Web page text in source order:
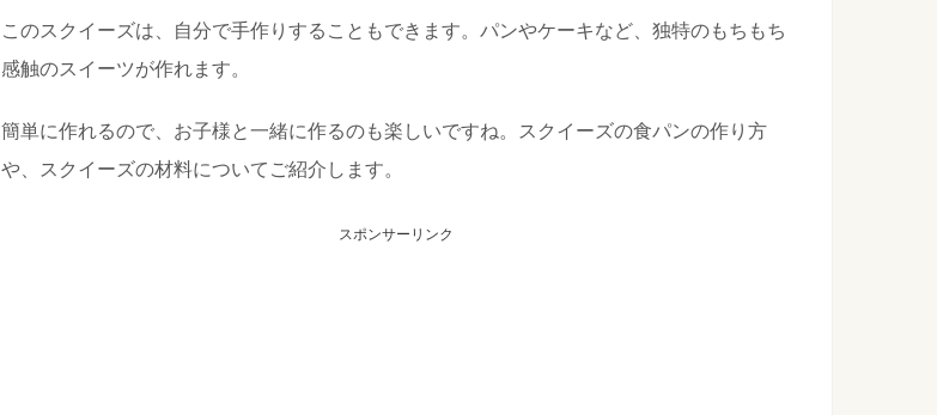
このスクイーズは、自分で手作りすることもできます。パンやケーキなど、独特のもちもち
感触のスイーツが作れます。
簡単に作れるので、お子様と一緒に作るのも楽しいですね。スクイーズの食パンの作り方
や、スクイーズの材料についてご紹介します。
スポンサーリンク